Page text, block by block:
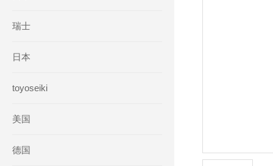
瑞士
日本
toyoseiki
美国
德国